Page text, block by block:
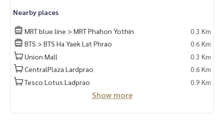
Nearby places
MRT blue line > MRT Phahon Yothin
0.3 Km
BTS > BTS Ha Yaek Lat Phrao
0.6 Km
Union Mall
0.3 Km
CentralPlaza Lardprao
0.6 Km
Tesco Lotus Ladprao
0.9 Km
Show more